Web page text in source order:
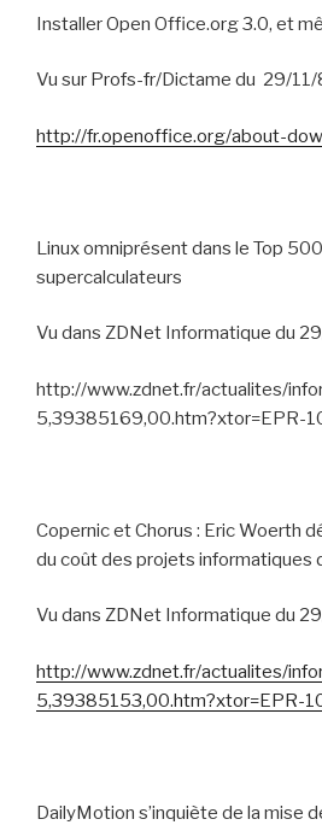
Installer Open Office.org 3.0, et
Vu sur Profs-fr/Dictame du 29/11/
http://fr.openoffice.org/about-
Linux omniprésent dans le Top
supercalculateurs
Vu dans ZDNet Informatique du
http://www.zdnet.fr/actualites/
5,39385169,00.htm?xtor=EPR-
Copernic et Chorus : Eric Woerth
du coût des projets informatiques
Vu dans ZDNet Informatique du
http://www.zdnet.fr/actualites/
5,39385153,00.htm?xtor=EPR-
DailyMotion s’inquiète de la mise